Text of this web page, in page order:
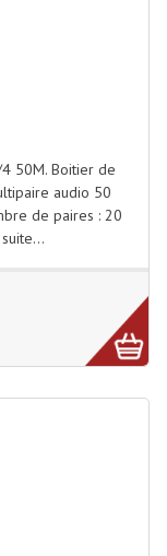
50M. Boitier de
audio 50
de paires : 20